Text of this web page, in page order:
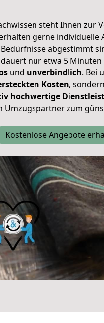
steht Ihnen zur
gerne individuelle
abgestimmt
dauert nur etwa 5
und unverbindlich. Bei
Kosten,
hochwertige
Umzugspartner zum
Kostenlose Angebote